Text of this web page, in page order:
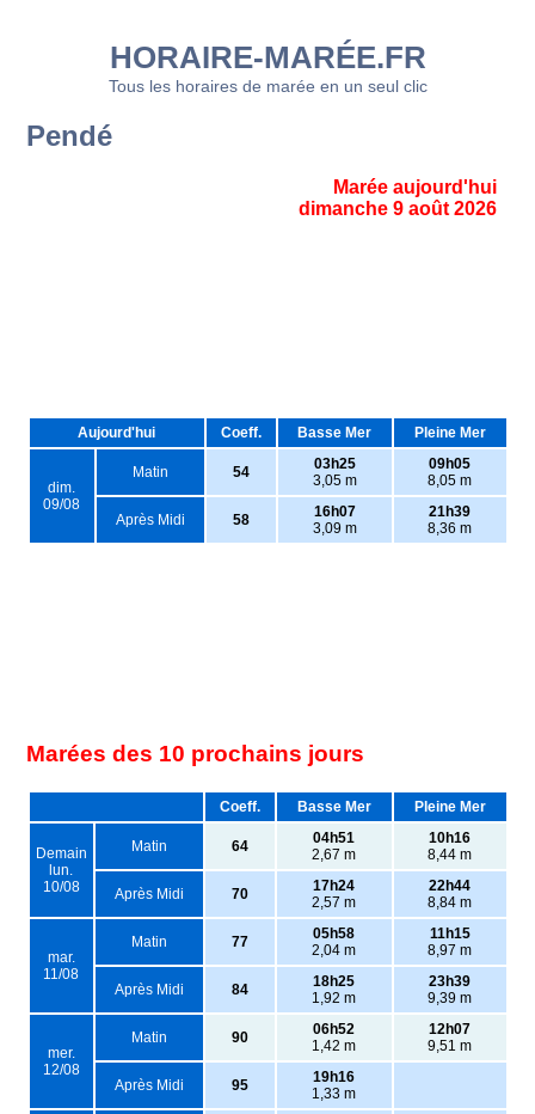
HORAIRE-MARÉE.FR
Tous les horaires de marée en un seul clic
Pendé
Marée aujourd'hui
dimanche 9 août 2026
Aujourd'hui Coeff. Basse Mer Pleine Mer
dim.
09/08
Matin 54
03h25
3,05 m
09h05
8,05 m
Après Midi 58
16h07
3,09 m
21h39
8,36 m
Marées des 10 prochains jours
Coeff. Basse Mer Pleine Mer
Demain
lun.
10/08
Matin 64
04h51
2,67 m
10h16
8,44 m
Après Midi 70
17h24
2,57 m
22h44
8,84 m
mar.
11/08
Matin 77
05h58
2,04 m
11h15
8,97 m
Après Midi 84
18h25
1,92 m
23h39
9,39 m
mer.
12/08
Matin 90
06h52
1,42 m
12h07
9,51 m
Après Midi 95
19h16
1,33 m